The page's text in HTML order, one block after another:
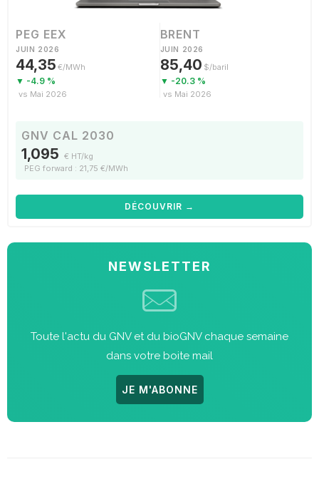
PEG EEX
JUIN 2026
44,35 €/MWh
▼ -4.9 %
vs Mai 2026
BRENT
JUIN 2026
85,40 $/baril
▼ -20.3 %
vs Mai 2026
GNV CAL 2030
1,095 € HT/kg
PEG forward : 21,75 €/MWh
DÉCOUVRIR →
NEWSLETTER
Toute l'actu du GNV et du bioGNV chaque semaine
dans votre boite mail
JE M'ABONNE